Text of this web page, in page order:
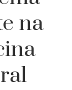
na